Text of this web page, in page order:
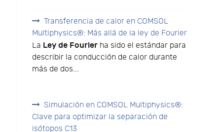
Transferencia de calor en COMSOL
Multiphysics®: Más allá de la ley de Fourier
La Ley de Fourier ha sido el estándar para
describir la conducción de calor durante
más de dos...
Simulación en COMSOL Multiphysics®:
Clave para optimizar la separación de
isótopos C13